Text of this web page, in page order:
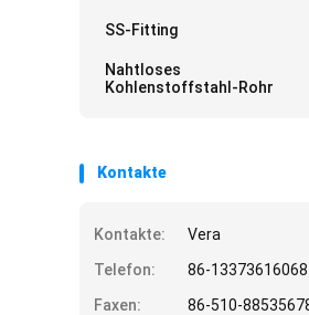
SS-Fitting
Nahtloses
Kohlenstoffstahl-Rohr
Kontakte
Kontakte:
Vera
Telefon:
86-13373616068
Faxen:
86-510-